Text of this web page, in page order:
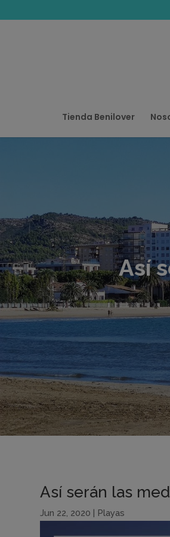
Tienda Benilover
Así
Así serán las
Jun 22, 2020 | Playas